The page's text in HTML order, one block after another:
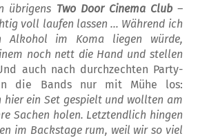
übrigens Two Door Cinema Club–
voll laufen lassen … Während ich
Alkohol im Koma liegen würde,
noch nett die Hand und stellen
auch nach durchzechten Party-
die Bands nur mit Mühe los:
hier ein Set gespielt und wollten am
Sachen holen. Letztendlich hingen
im Backstage rum, weil wir so viel